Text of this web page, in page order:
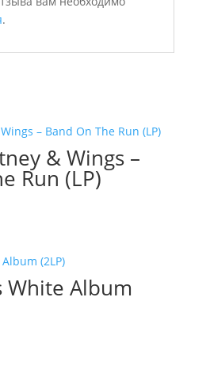
.
& Wings –
Run (LP)
White Album